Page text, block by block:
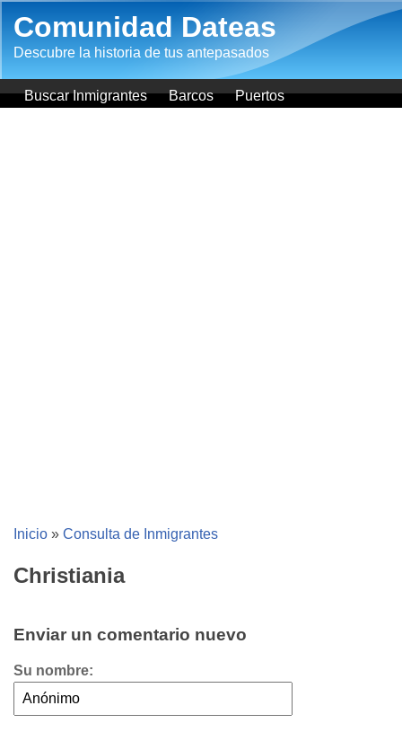
Comunidad Dateas
Descubre la historia de tus antepasados
Buscar Inmigrantes Barcos Puertos
Inicio » Consulta de Inmigrantes
Christiania
Enviar un comentario nuevo
Su nombre: